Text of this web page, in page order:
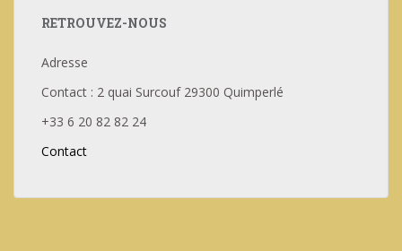
RETROUVEZ-NOUS
Adresse
Contact : 2 quai Surcouf 29300 Quimperlé
+33 6 20 82 82 24
Contact